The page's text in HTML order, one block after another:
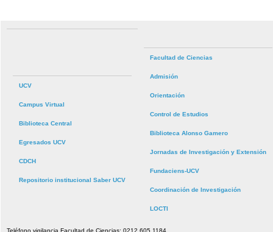
UCV
Campus Virtual
Biblioteca Central
Egresados UCV
CDCH
Repositorio institucional Saber UCV
Facultad de Ciencias
Admisión
Orientación
Control de Estudios
Biblioteca Alonso Gamero
Jornadas de Investigación y Extensión
Fundaciens-UCV
Coordinación de Investigación
LOCTI
Teléfono vigilancia Facultad de Ciencias: 0212.605.1184